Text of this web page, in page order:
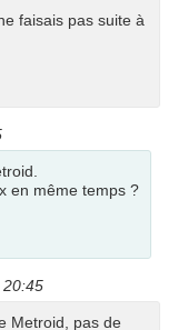
faisais pas suite à
en même temps ?
Metroid, pas de